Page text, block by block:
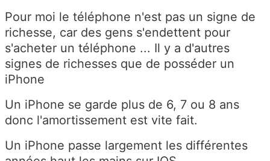
Pour moi le téléphone n'est pas un signe de
richesse, car des gens s'endettent pour
s'acheter un téléphone ... Il y a d'autres
signes de richesses que de posséder un
iPhone
Un iPhone se garde plus de 6, 7 ou 8 ans
donc l'amortissement est vite fait.
Un iPhone passe largement les différentes